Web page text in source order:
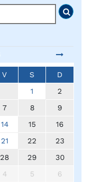
V S
D
1
2
7 8
9
14 15
16
21 22
23
28 29
30
4 5 6